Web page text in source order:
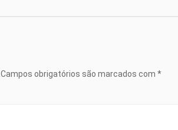
Campos obrigatórios são marcados com *